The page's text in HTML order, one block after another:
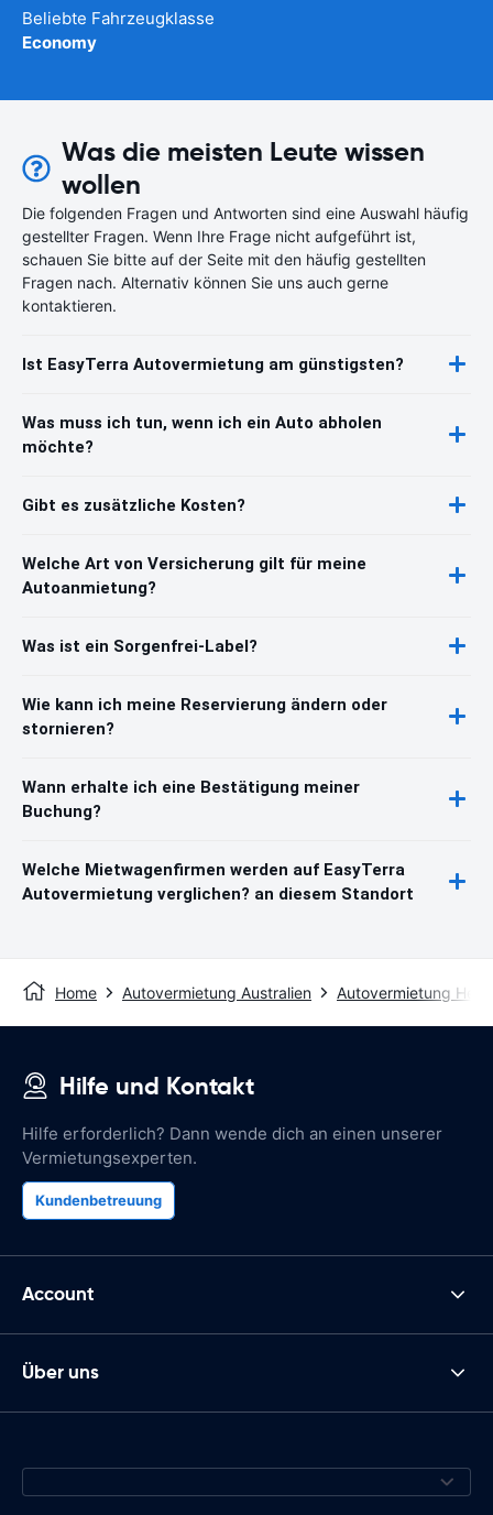
Beliebte Fahrzeugklasse
Economy
Was die meisten Leute wissen
wollen
Die folgenden Fragen und Antworten sind eine Auswahl häufig
gestellter Fragen. Wenn Ihre Frage nicht aufgeführt ist,
schauen Sie bitte auf der Seite mit den häufig gestellten
Fragen nach. Alternativ können Sie uns auch gerne
kontaktieren.
Ist EasyTerra Autovermietung am günstigsten?
Was muss ich tun, wenn ich ein Auto abholen
möchte?
Gibt es zusätzliche Kosten?
Welche Art von Versicherung gilt für meine
Autoanmietung?
Was ist ein Sorgenfrei-Label?
Wie kann ich meine Reservierung ändern oder
stornieren?
Wann erhalte ich eine Bestätigung meiner
Buchung?
Welche Mietwagenfirmen werden auf EasyTerra
Autovermietung verglichen? an diesem Standort
Home Autovermietung Australien Autovermietung
Hilfe und Kontakt
Hilfe erforderlich? Dann wende dich an einen unserer
Vermietungsexperten.
Kundenbetreuung
Account
Über uns